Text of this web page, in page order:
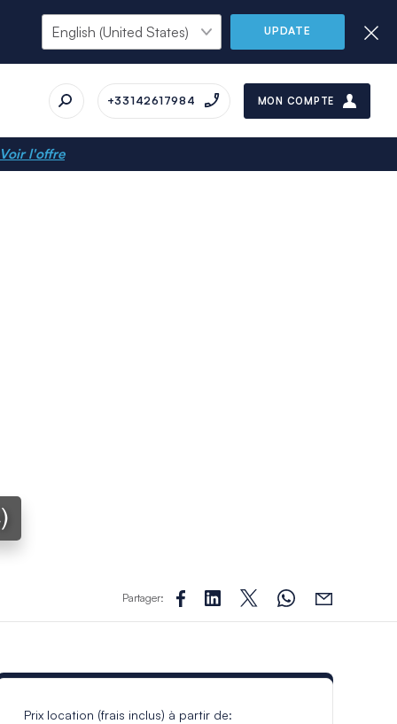
UPDATE
+33142617984 MON COMPTE
Voir l'offre
Partager:
Prix location (frais inclus) à partir de: